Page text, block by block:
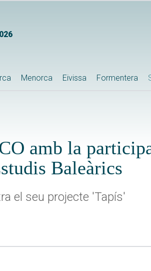
Menorca Eivissa Formentera
amb la
Baleàrics
el seu projecte 'Tapís'